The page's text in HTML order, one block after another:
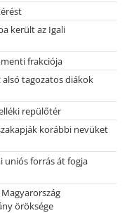
került az Igali
frakciója
tagozatos diákok
repülőtér
korábbi nevüket
uniós forrás át fogja
öröksége